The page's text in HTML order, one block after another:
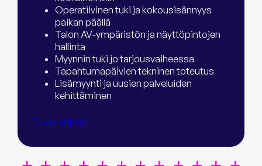
Operatiivinen tuki ja kokousisännyys
paikan päällä
Talon AV-ympäristön ja näyttöpintojen
hallinta
Myynnin tuki jo tarjousvaiheessa
Tapahtumapäivien tekninen toteutus
Lisämyynti ja uusien palveluiden
kehittäminen
Tutustu lisää →